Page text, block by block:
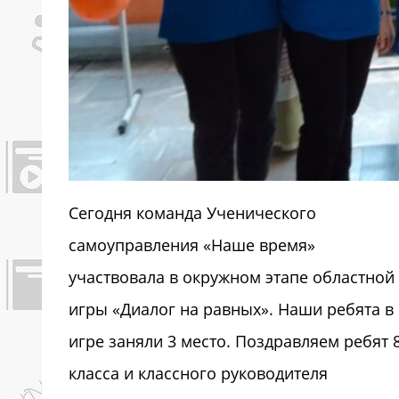
Сегодня команда Ученического
самоуправления «Наше время»
участвовала в окружном этапе областной
игры «Диалог на равных». Наши ребята в
игре заняли 3 место. Поздравляем ребят
класса и классного руководителя